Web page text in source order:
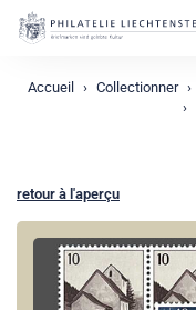
Accueil Collectionner
retour à l'aperçu